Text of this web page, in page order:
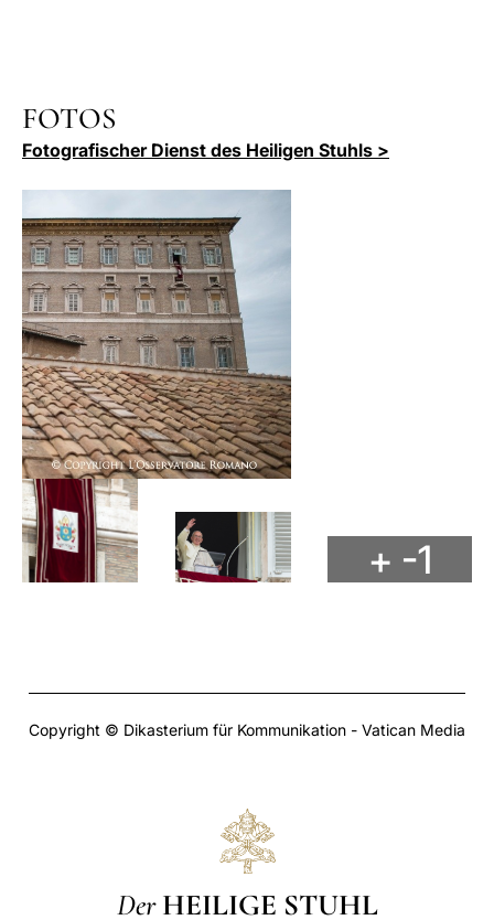
FOTOS
Fotografischer Dienst des Heiligen Stuhls >
+ -1
Copyright © Dikasterium für Kommunikation - Vatican Media
Der HEILIGE STUHL